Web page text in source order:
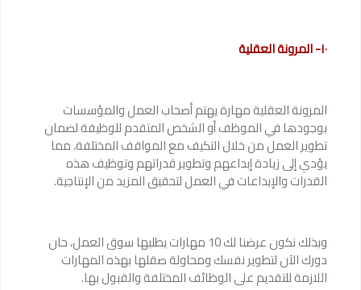
١٠- المرونة العقلية
المرونة العقلية مهارة يهتم أصحاب العمل والمؤسسات
بوجودها في الموظف أو الشخص المتقدم للوظيفة لضمان
تطوير العمل من خلال التكيف مع المواقف المختلفة، مما
يؤدي إلى زيادة إبداعهم وتطوير قدراتهم وتوظيف هذه
القدرات والإبداعات في العمل لتحقيق المزيد من الإنتاجية.
وبذلك نكون عرضنا لك 10 مهارات يطلبها سوق العمل، حان
دورك الآن لتطوير نفسك ومحاولة صقلها بهذه المهارات
اللازمة للتقديم على الوظائف المختلفة والقبول بها.